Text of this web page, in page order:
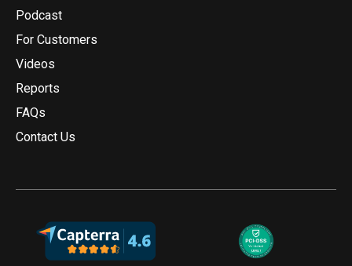
Podcast
For Customers
Videos
Reports
FAQs
Contact Us